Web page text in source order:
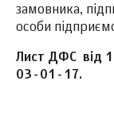
замовника,
особи
Лист ДФС від
03-01-17.